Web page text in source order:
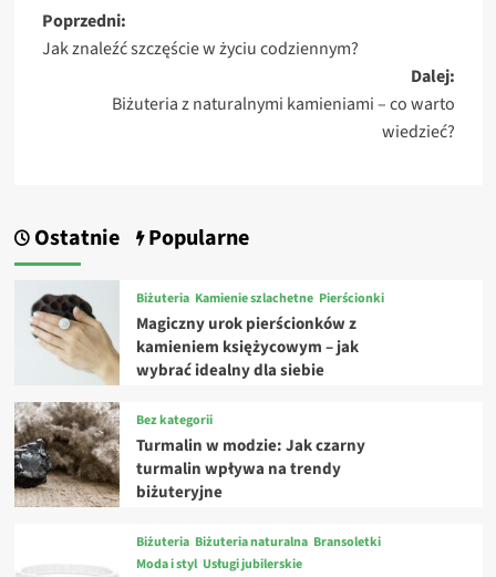
Zobacz
wpisy
Poprzedni:
Jak znaleźć szczęście w życiu codziennym?
Dalej:
Biżuteria z naturalnymi kamieniami – co warto
wiedzieć?
Ostatnie Popularne
Biżuteria Kamienie szlachetne Pierścionki
Magiczny urok pierścionków z
kamieniem księżycowym – jak
wybrać idealny dla siebie
Bez kategorii
Turmalin w modzie: Jak czarny
turmalin wpływa na trendy
biżuteryjne
Biżuteria Biżuteria naturalna Bransoletki
Moda i styl Usługi jubilerskie